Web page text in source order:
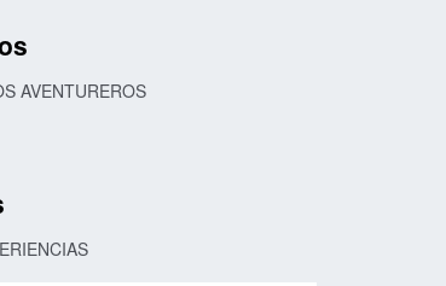
AVENTUREROS